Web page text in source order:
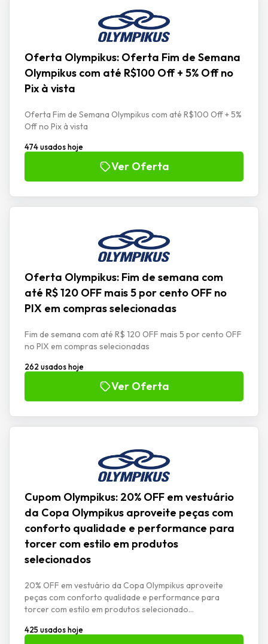
Oferta Olympikus: Oferta Fim de Semana
Olympikus com até R$100 Off + 5% Off no
Pix à vista
Oferta Fim de Semana Olympikus com até R$100 Off + 5%
Off no Pix à vista
474 usados hoje
Ver Oferta
Oferta Olympikus: Fim de semana com
até R$ 120 OFF mais 5 por cento OFF no
PIX em compras selecionadas
Fim de semana com até R$ 120 OFF mais 5 por cento OFF
no PIX em compras selecionadas
262 usados hoje
Ver Oferta
Cupom Olympikus: 20% OFF em vestuário
da Copa Olympikus aproveite peças com
conforto qualidade e performance para
torcer com estilo em produtos
selecionados
20% OFF em vestuário da Copa Olympikus aproveite
peças com conforto qualidade e performance para
torcer com estilo em produtos selecionado...
425 usados hoje